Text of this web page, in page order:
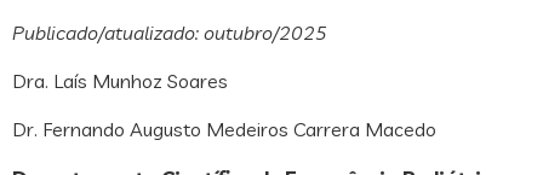
Publicado/atualizado: outubro/2025
Dra. Laís Munhoz Soares
Dr. Fernando Augusto Medeiros Carrera Macedo